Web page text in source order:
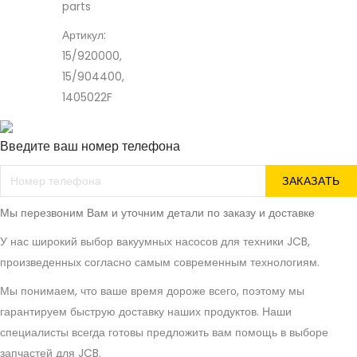
parts
Артикул:
15/920000,
15/904400,
1405022F
Введите ваш номер телефона
ЗАКАЗАТЬ
Мы перезвоним Вам и уточним детали по заказу и доставке
У нас широкий выбор вакуумных насосов для техники JCB,
произведенных согласно самым современным технологиям.
Мы понимаем, что ваше время дороже всего, поэтому мы
гарантируем быструю доставку наших продуктов. Наши
специалисты всегда готовы предложить вам помощь в выборе
запчастей для JCB.